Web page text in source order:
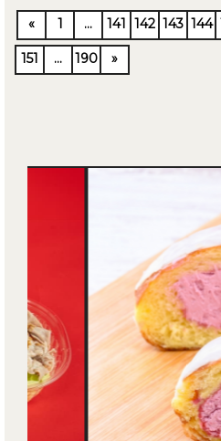
« 1 … 141 142 143 144
151 … 190 »